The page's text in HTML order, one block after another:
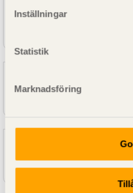
Inställningar
Statistik
Marknadsföring
DIAGONALKLYVT G4-2
DIAGONALKLYVT G4-2